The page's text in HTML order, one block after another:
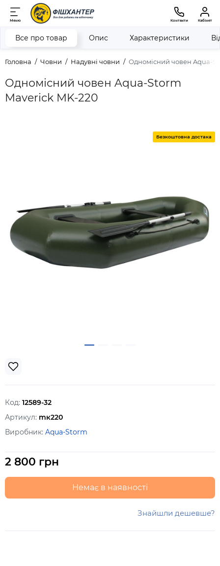
Меню Контакти Кабінет
Головна Човни Надувні човни Одномісний човен Aqua-
Одномісний човен Aqua-Storm
Maverick MK-220
Все про товар Опис Характеристики
Безкоштовна достака
Код: 12589-32
Артикул: mк220
Виробник: Aqua-Storm
2 800 грн
Немає в наявності
Знайшли дешевше?